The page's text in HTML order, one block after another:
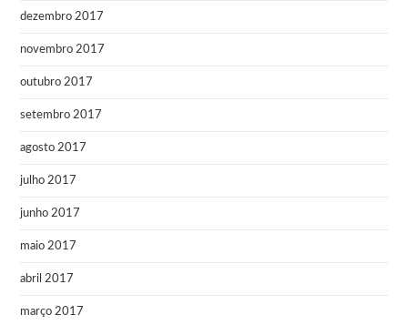
dezembro 2017
novembro 2017
outubro 2017
setembro 2017
agosto 2017
julho 2017
junho 2017
maio 2017
abril 2017
março 2017